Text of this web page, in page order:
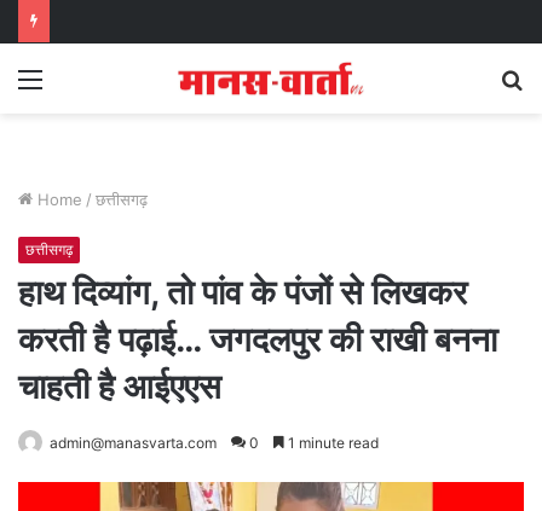
Menu
Home / छत्तीसगढ़
छत्तीसगढ़
हाथ दिव्यांग, तो पांव के पंजों से लिखकर
करती है पढ़ाई… जगदलपुर की राखी बनना
चाहती है आईएएस
admin@manasvarta.com 0 1 minute read